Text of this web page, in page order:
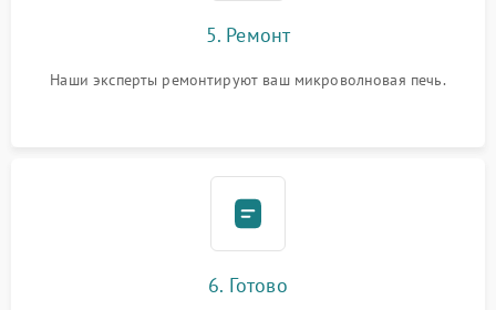
5. Ремонт
Наши эксперты ремонтируют ваш микроволновая печь.
6. Готово